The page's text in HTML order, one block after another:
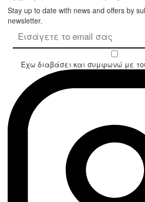
Stay up to date with news and offers by
newsletter.
Έχω διαβάσει και συμφωνώ με